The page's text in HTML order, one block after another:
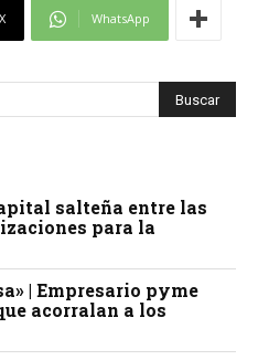
X WhatsApp
salteña entre las
para la
| Empresario pyme
acorralan a los